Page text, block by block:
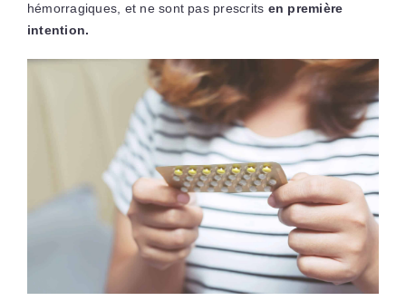
hémorragiques, et ne sont pas prescrits en première
intention.